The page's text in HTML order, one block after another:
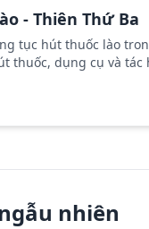
- Thiên Thứ Ba
tục hút thuốc lào
thuốc, dụng cụ và tác
nhiên